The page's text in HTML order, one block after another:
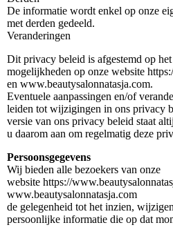
De informatie wordt enkel op onze
met derden gedeeld.
Veranderingen
Dit privacy beleid is afgestemd op
mogelijkheden op onze website
en www.beautysalonnatasja.com.
Eventuele aanpassingen en/of
leiden tot wijzigingen in ons privacy
versie van ons privacy beleid staat
u daarom aan om regelmatig deze
Persoonsgegevens
Wij bieden alle bezoekers van onze
website https://
www.beautysalonnatasja.com
de gelegenheid tot het inzien,
persoonlijke informatie die op dat